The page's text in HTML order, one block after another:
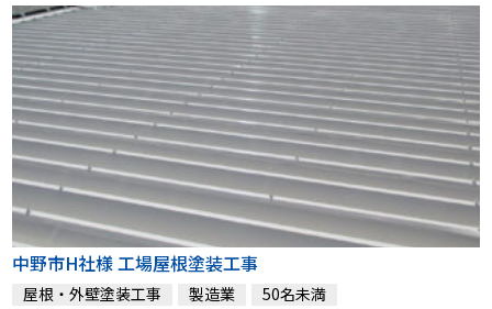
中野市H社様 工場屋根塗装工事
屋根・外壁塗装工事 製造業
50名未満